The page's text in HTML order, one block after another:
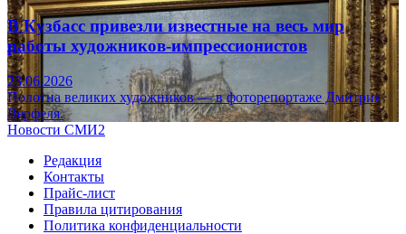
В Кузбасс привезли известные на весь мир
работы художников-импрессионистов
23.06.2026
Полотна великих художников — в фоторепортаже Дмитрия
Верфеля.
Новости СМИ2
Редакция
Контакты
Прайс-лист
Правила цитирования
Политика конфиденциальности